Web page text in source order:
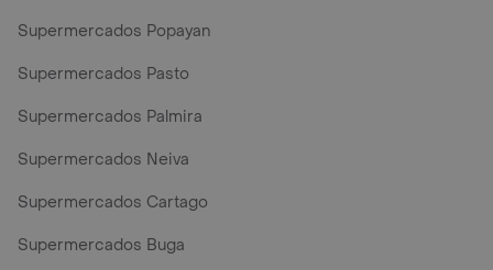
Supermercados Popayan
Supermercados Pasto
Supermercados Palmira
Supermercados Neiva
Supermercados Cartago
Supermercados Buga